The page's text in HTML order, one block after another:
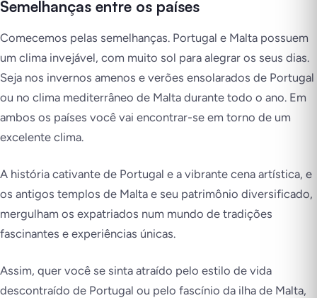
Semelhanças entre os países
Comecemos pelas semelhanças. Portugal e Malta possuem
um clima invejável, com muito sol para alegrar os seus dias.
Seja nos invernos amenos e verões ensolarados de Portugal
ou no clima mediterrâneo de Malta durante todo o ano. Em
ambos os países você vai encontrar-se em torno de um
excelente clima.
A história cativante de Portugal e a vibrante cena artística, e
os antigos templos de Malta e seu patrimônio diversificado,
mergulham os expatriados num mundo de tradições
fascinantes e experiências únicas.
Assim, quer você se sinta atraído pelo estilo de vida
descontraído de Portugal ou pelo fascínio da ilha de Malta,